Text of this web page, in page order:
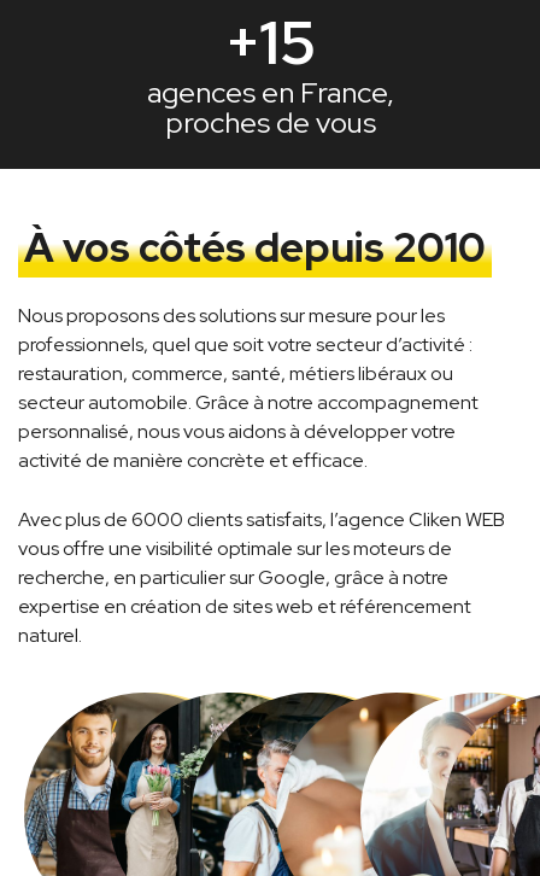
+15
agences en France,
proches de vous
À vos côtés depuis 2010
Nous proposons des solutions sur mesure pour les
professionnels, quel que soit votre secteur d’activité :
restauration, commerce, santé, métiers libéraux ou
secteur automobile. Grâce à notre accompagnement
personnalisé, nous vous aidons à développer votre
activité de manière concrète et efficace.
Avec plus de 6000 clients satisfaits, l’agence Cliken WEB
vous offre une visibilité optimale sur les moteurs de
recherche, en particulier sur Google, grâce à notre
expertise en création de sites web et référencement
naturel.